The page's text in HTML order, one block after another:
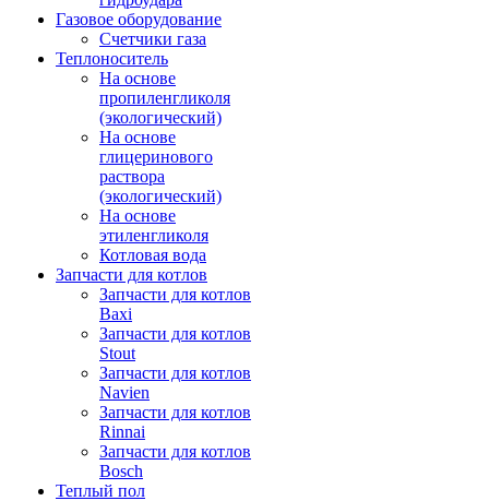
Газовое оборудование
Счетчики газа
Теплоноситель
На основе
пропиленгликоля
(экологический)
На основе
глицеринового
раствора
(экологический)
На основе
этиленгликоля
Котловая вода
Запчасти для котлов
Запчасти для котлов
Baxi
Запчасти для котлов
Stout
Запчасти для котлов
Navien
Запчасти для котлов
Rinnai
Запчасти для котлов
Bosch
Теплый пол